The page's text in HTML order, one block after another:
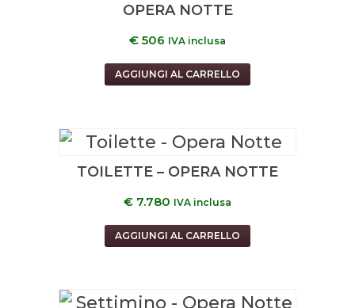
OPERA NOTTE
€ 506 IVA inclusa
AGGIUNGI AL CARRELLO
TOILETTE – OPERA NOTTE
€ 7.780 IVA inclusa
AGGIUNGI AL CARRELLO